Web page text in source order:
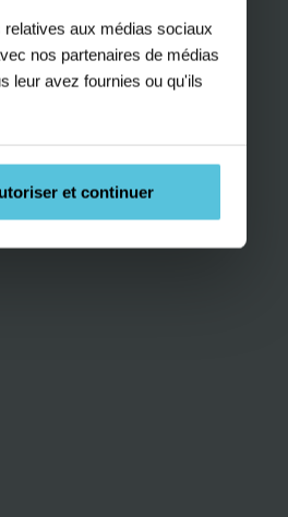
aux médias sociaux
nos partenaires de médias
leur avez fournies ou qu'ils
et continuer